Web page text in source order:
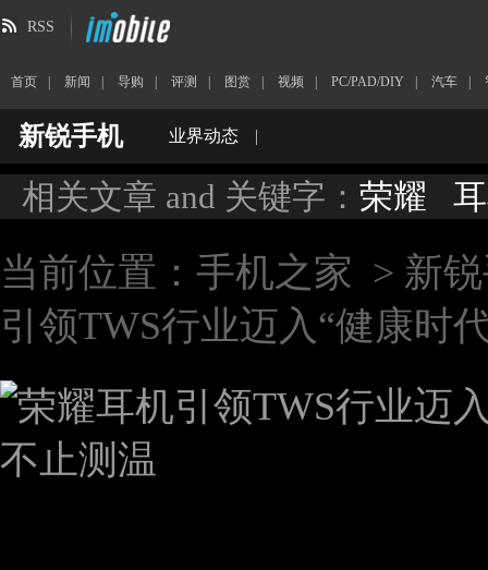
RSS
首页 新闻 导购 评测 图赏 视频 PC/PAD/DIY 汽车
新锐手机 业界动态 |
相关文章 and 关键字： 荣耀
当前位置： 手机之家 > 新
引领TWS行业迈入“健康时